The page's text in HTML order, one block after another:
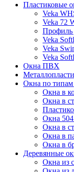
Пластиковые
Veka
Veka 72
Профиль
Veka
Veka
Veka
Окна ПВХ
Окна по
Окна в
Окна в
Окна
Окна в
Окна в
Окна в
Деревянные
Окна из